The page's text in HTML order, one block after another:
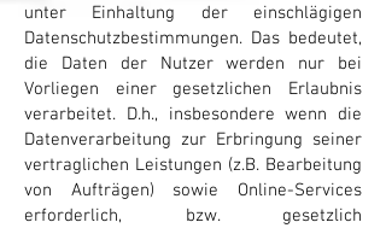
unter Einhaltung der einschlägigen
Datenschutzbestimmungen. Das bedeutet,
die Daten der Nutzer werden nur bei
Vorliegen einer gesetzlichen Erlaubnis
verarbeitet. D.h., insbesondere wenn die
Datenverarbeitung zur Erbringung seiner
vertraglichen Leistungen (z.B. Bearbeitung
von Aufträgen) sowie Online-Services
erforderlich, bzw. gesetzlich